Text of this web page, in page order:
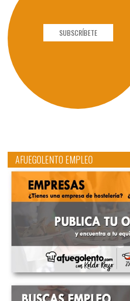
SUBSCRÍBETE
AFUEGOLENTO EMPLEO